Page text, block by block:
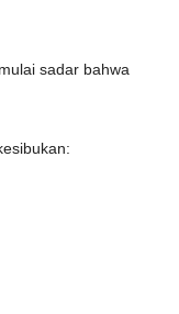
sadar bahwa